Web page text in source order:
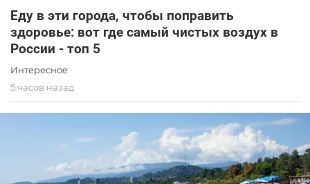
Еду в эти города, чтобы поправить
здоровье: вот где самый чистых воздух в
России - топ 5
Интересное
5 часов назад